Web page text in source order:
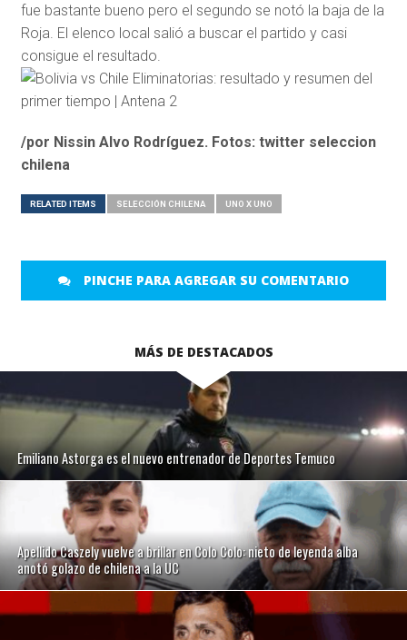
fue bastante bueno pero el segundo se notó la baja de la
Roja. El elenco local salió a buscar el partido y casi
consigue el resultado.
/por Nissin Alvo Rodríguez. Fotos: twitter seleccion
chilena
RELATED ITEMS SELECCIÓN CHILENA UNO X UNO
PINCHE PARA AGREGAR SU COMENTARIO
MÁS DE DESTACADOS
Emiliano Astorga es el nuevo entrenador de Deportes Temuco
Apellido Caszely vuelve a brillar en Colo Colo: nieto de leyenda alba
anotó golazo de chilena a la UC